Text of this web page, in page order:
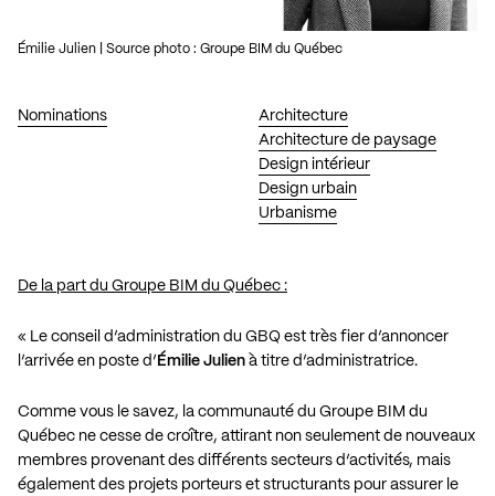
Nominations
Architecture
Architecture de paysage
Design intérieur
Design urbain
Urbanisme
Émilie Julien | Source photo : Groupe BIM du Québec
De la part du Groupe BIM du Québec :
« Le conseil d’administration du GBQ est très fier d’annoncer
l’arrivée en poste d’ Émilie Julien à titre d’administratrice.
Comme vous le savez, la communauté du Groupe BIM du
Québec ne cesse de croître, attirant non seulement de nouveaux
membres provenant des différents secteurs d’activités, mais
également des projets porteurs et structurants pour assurer le